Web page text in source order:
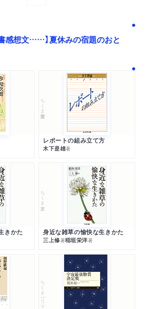
感想文……】夏休みの宿題のおと
ちくま学芸文庫
レポートの組み立て方
木下是雄著
きかた
ちくま文庫
身近な雑草の愉快な生きかた
三上修著稲垣栄洋著
ちくまプリマー新書